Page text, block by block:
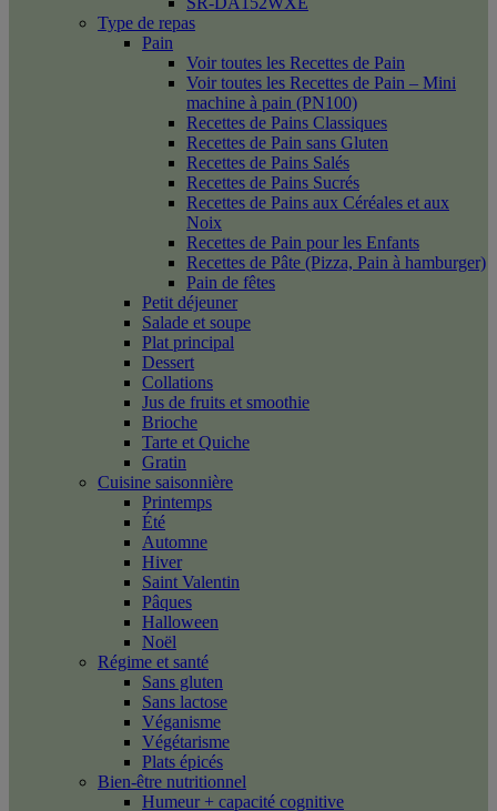
Type de repas
Pain
Voir toutes les Recettes de Pain
Voir toutes les Recettes de Pain – Mini
machine à pain (PN100)
Recettes de Pains Classiques
Recettes de Pain sans Gluten
Recettes de Pains Salés
Recettes de Pains Sucrés
Recettes de Pains aux Céréales et aux
Noix
Recettes de Pain pour les Enfants
Recettes de Pâte (Pizza, Pain à hamburger)
Pain de fêtes
Petit déjeuner
Salade et soupe
Plat principal
Dessert
Collations
Jus de fruits et smoothie
Brioche
Tarte et Quiche
Gratin
Cuisine saisonnière
Printemps
Été
Automne
Hiver
Saint Valentin
Pâques
Halloween
Noël
Régime et santé
Sans gluten
Sans lactose
Véganisme
Végétarisme
Plats épicés
Bien-être nutritionnel
Humeur + capacité cognitive